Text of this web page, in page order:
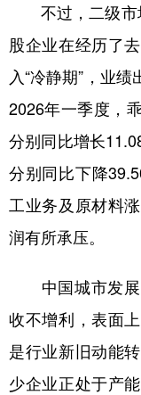
不过，二级市
股企业在经历了
入“冷静期”，业
2026年一季度，
分别同比增长
分别同比下降
工业务及原材料
润有所承压。
中国城市发展
收不增利，表面
是行业新旧动能
少企业正处于产